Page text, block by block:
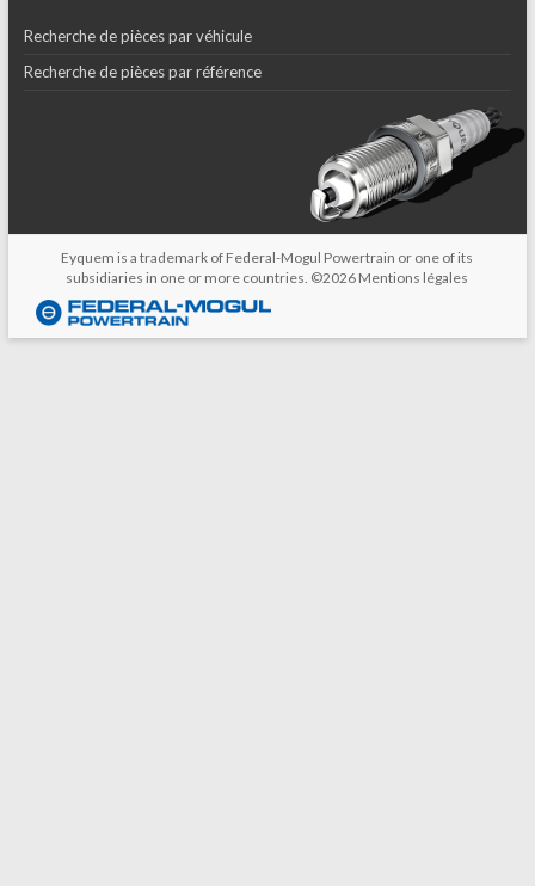
Recherche de pièces par véhicule
Recherche de pièces par référence
Eyquem is a trademark of Federal-Mogul Powertrain or one of its
subsidiaries in one or more countries. ©2026 Mentions légales